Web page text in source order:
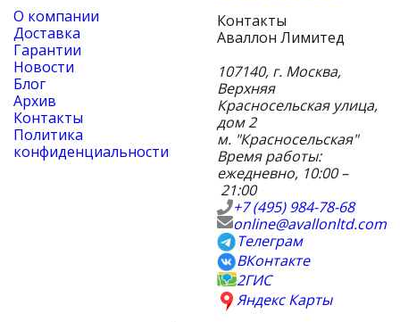
О компании
Доставка
Гарантии
Новости
Блог
Архив
Контакты
Политика
конфиденциальности
Контакты
Аваллон Лимитед
107140, г. Москва,
Верхняя
Красносельская улица,
дом 2
м. "Красносельская"
Время работы:
ежедневно, 10:00 –
21:00
+7 (495) 984-78-68
online@avallonltd.com
Телеграм
ВКонтакте
2ГИС
Яндекс Карты